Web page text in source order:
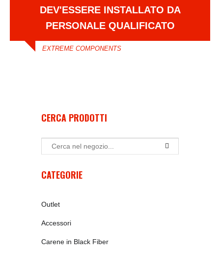
DEV'ESSERE INSTALLATO DA
PERSONALE QUALIFICATO
EXTREME COMPONENTS
CERCA PRODOTTI
CATEGORIE
Outlet
Accessori
Carene in Black Fiber